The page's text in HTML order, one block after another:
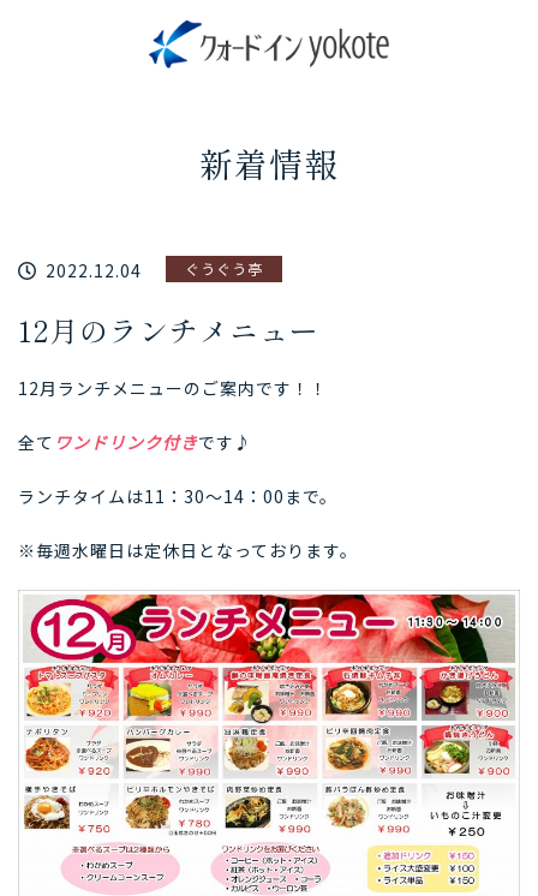
新着情報
2022.12.04 ぐうぐう亭
12月のランチメニュー
12月ランチメニューのご案内です！！
全て ワンドリンク付きです♪
ランチタイムは11：30～14：00まで。
※毎週水曜日は定休日となっております。